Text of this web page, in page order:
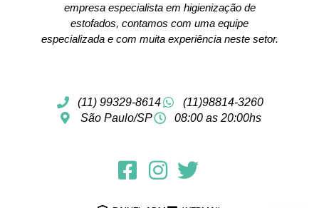
empresa especialista em higienização de
estofados, contamos com uma equipe
especializada e com muita experiência neste setor.
(11) 99329-8614
(11)98814-3260
São Paulo/SP
08:00 as 20:00hs